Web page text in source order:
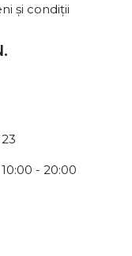
și condiții
- 20:00